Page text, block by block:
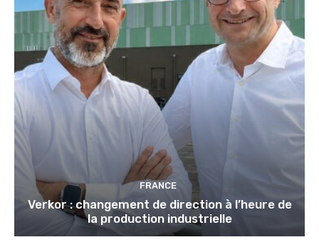
FRANCE
Verkor : changement de direction à l’heure de
la production industrielle